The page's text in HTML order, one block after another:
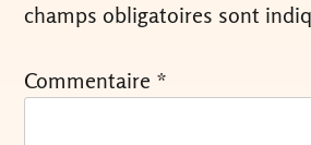
champs obligatoires sont
Commentaire *